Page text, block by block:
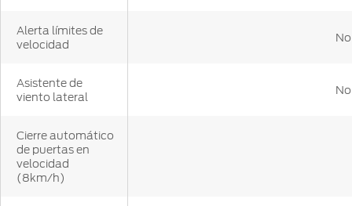
Alerta límites de
velocidad
No
Asistente de
viento lateral
No
Cierre automático
de puertas en
velocidad
(8km/h)